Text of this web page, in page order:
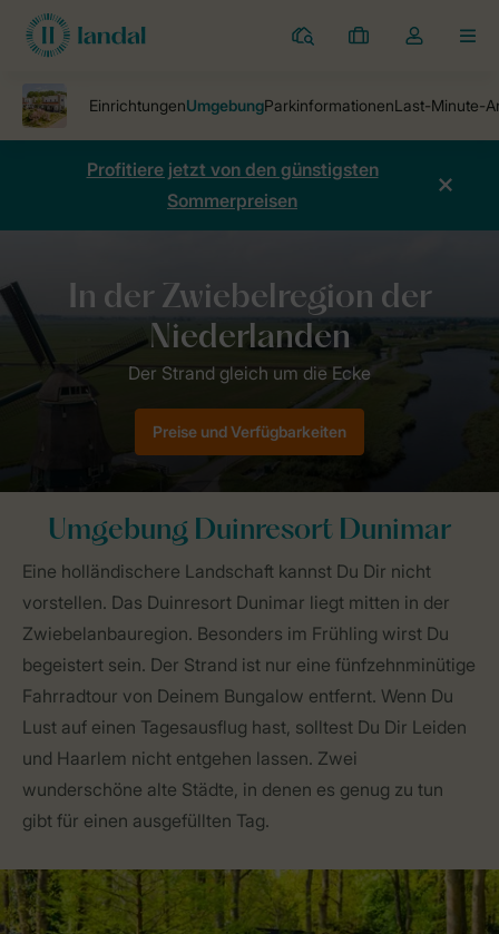
Ferienparks
Meine
Dropdown-
öffnen
Profitiere jetzt von den günstigsten
Sommerpreisen
Ferienparks Duinresort Dunimar
Preise und Verfügbarkeiten
Umgebung Duinresort Dunimar
Eine holländischere Landschaft kannst Du Dir nicht
vorstellen. Das Duinresort Dunimar liegt mitten in der
Zwiebelanbauregion. Besonders im Frühling wirst Du
begeistert sein. Der Strand ist nur eine fünfzehnminütige
Fahrradtour von Deinem Bungalow entfernt. Wenn Du
Lust auf einen Tagesausflug hast, solltest Du Dir Leiden
und Haarlem nicht entgehen lassen. Zwei
wunderschöne alte Städte, in denen es genug zu tun
gibt für einen ausgefüllten Tag.